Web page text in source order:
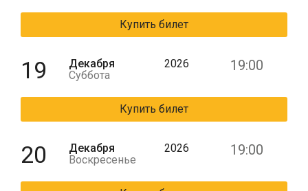
Купить билет
19
Декабря
Суббота
2026 19:00
Купить билет
20
Декабря
Воскресенье
2026 19:00